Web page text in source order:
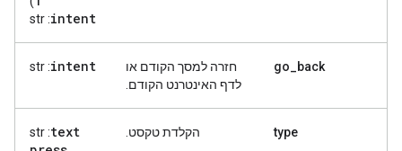
intent
: str
go_back
חזרה למסך הקודם או
לדף האינטרנט הקודם.
intent
: str
type הקלדת טקסט. text
: str